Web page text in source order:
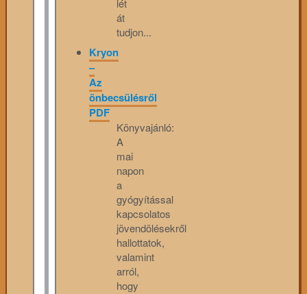
lét
át
tudjon...
Kryon
–
Az
önbecsülésről
PDF
Könyvajánló:
A
mai
napon
a
gyógyítással
kapcsolatos
jövendölésekről
hallottatok,
valamint
arról,
hogy